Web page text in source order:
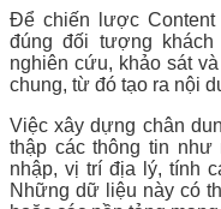
Để chiến lược Content
đúng đối tượng
nghiên cứu, khảo sát
chung, từ đó tạo ra nội
Việc xây dựng chân
thập các thông tin như
nhập, vị trí địa lý, tính
Những dữ liệu này có